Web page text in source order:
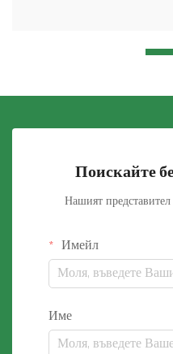
Поискайте
Нашият
Имейл
Име